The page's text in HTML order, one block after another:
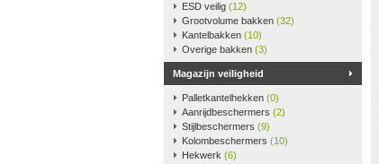
ESD veilig (12)
Grootvolume bakken (32)
Kantelbakken (10)
Overige bakken (3)
Magazijn veiligheid
Palletkantelhekken (0)
Aanrijdbeschermers (2)
Stijlbeschermers (9)
Kolombeschermers (10)
Hekwerk (6)